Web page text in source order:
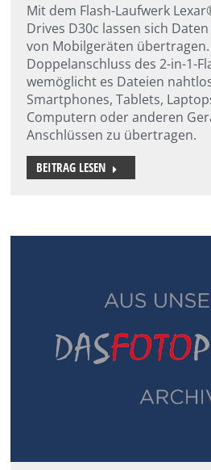
Mit dem Flash-Laufwerk
Drives D30c lassen sich
von Mobilgeräten
Doppelanschluss des 2-in-1-
wemöglicht es Dateien
Smartphones, Tablets,
Computern oder anderen
Anschlüssen zu übertragen.
BEITRAG LESEN